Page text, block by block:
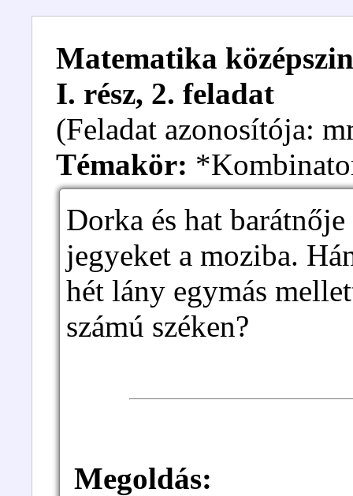
Matematika
I. rész, 2. feladat
(Feladat azonosítója:
Témakör:
Dorka és hat
jegyeket a moziba.
hét lány egymás
számú széken?
Megoldás: